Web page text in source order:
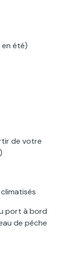
été)
de votre
port à bord
de pêche